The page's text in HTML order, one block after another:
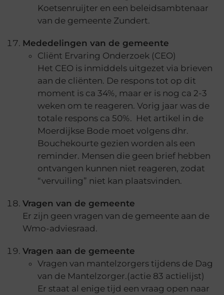
Koetsenruijter en een beleidsambtenaar
van de gemeente Zundert.
Mededelingen van de gemeente
Cliënt Ervaring Onderzoek (CEO)
Het CEO is inmiddels uitgezet via brieven
aan de cliënten. De respons tot op dit
moment is ca 34%, maar er is nog ca 2-3
weken om te reageren. Vorig jaar was de
totale respons ca 50%. Het artikel in de
Moerdijkse Bode moet volgens dhr.
Bouchekourte gezien worden als een
reminder. Mensen die geen brief hebben
ontvangen kunnen niet reageren, zodat
“vervuiling” niet kan plaatsvinden.
Vragen van de gemeente
Er zijn geen vragen van de gemeente aan de
Wmo-adviesraad.
Vragen aan de gemeente
Vragen van mantelzorgers tijdens de Dag
van de Mantelzorger.(actie 83 actielijst)
Er staat al enige tijd een vraag open naar